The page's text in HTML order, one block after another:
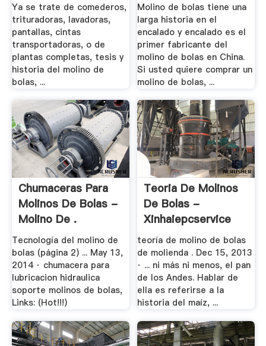
Ya se trate de comederos,
trituradoras, lavadoras,
pantallas, cintas
transportadoras, o de
plantas completas, tesis y
historia del molino de
bolas, ...
Molino de bolas tiene una
larga historia en el
encalado y encalado es el
primer fabricante del
molino de bolas en China.
Si usted quiere comprar un
molino de bolas, ...
Chumaceras Para
Molinos De Bolas -
Molino De .
Tecnología del molino de
bolas (página 2) ... May 13,
2014 · chumacera para
lubricacion hidraulica
soporte molinos de bolas,
Links: (Hot!!!)
Teoria De Molinos
De Bolas -
Xinhaiepcservice
teoría de molino de bolas
de molienda . Dec 15, 2013
· ... ni más ni menos, el pan
de los Andes. Hablar de
ella es referirse a la
historia del maíz, ...